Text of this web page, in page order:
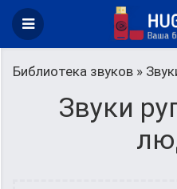
Библиотека звуков »
Звуки